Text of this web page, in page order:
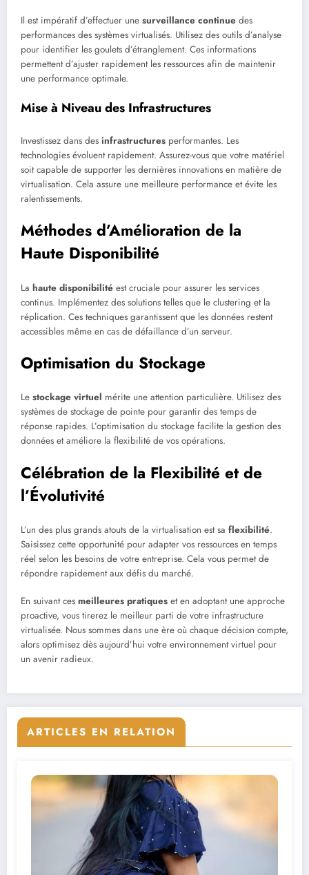
Il est impératif d’effectuer une surveillance continue des
performances des systèmes virtualisés. Utilisez des outils d’analyse
pour identifier les goulets d’étranglement. Ces informations
permettent d’ajuster rapidement les ressources afin de maintenir
une performance optimale.
Mise à Niveau des Infrastructures
Investissez dans des infrastructures performantes. Les
technologies évoluent rapidement. Assurez-vous que votre matériel
soit capable de supporter les dernières innovations en matière de
virtualisation. Cela assure une meilleure performance et évite les
ralentissements.
Méthodes d’Amélioration de la
Haute Disponibilité
La haute disponibilité est cruciale pour assurer les services
continus. Implémentez des solutions telles que le clustering et la
réplication. Ces techniques garantissent que les données restent
accessibles même en cas de défaillance d’un serveur.
Optimisation du Stockage
Le stockage virtuel mérite une attention particulière. Utilisez des
systèmes de stockage de pointe pour garantir des temps de
réponse rapides. L’optimisation du stockage facilite la gestion des
données et améliore la flexibilité de vos opérations.
Célébration de la Flexibilité et de
l’Évolutivité
L’un des plus grands atouts de la virtualisation est sa flexibilité.
Saisissez cette opportunité pour adapter vos ressources en temps
réel selon les besoins de votre entreprise. Cela vous permet de
répondre rapidement aux défis du marché.
En suivant ces meilleures pratiques et en adoptant une approche
proactive, vous tirerez le meilleur parti de votre infrastructure
virtualisée. Nous sommes dans une ère où chaque décision compte,
alors optimisez dès aujourd’hui votre environnement virtuel pour
un avenir radieux.
ARTICLES EN RELATION